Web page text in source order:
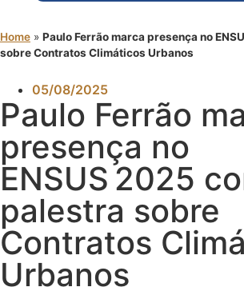
Home » Paulo Ferrão marca presença no
sobre Contratos Climáticos Urbanos
05/08/2025
Paulo Ferrão
presença no
ENSUS 2025
palestra sobre
Contratos
Urbanos